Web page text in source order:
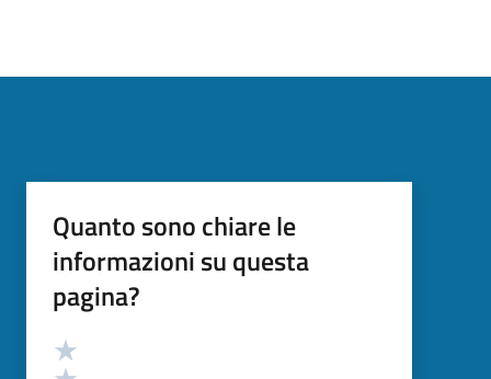
Quanto sono chiare le
informazioni su questa
pagina?
Valutazione